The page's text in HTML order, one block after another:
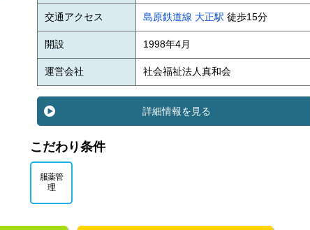
交通アクセス 島原鉄道線 大正駅 徒歩15分
開設 1998年4月
運営会社 社会福祉法人真和会
詳細情報を見る
こだわり条件
服薬管
理